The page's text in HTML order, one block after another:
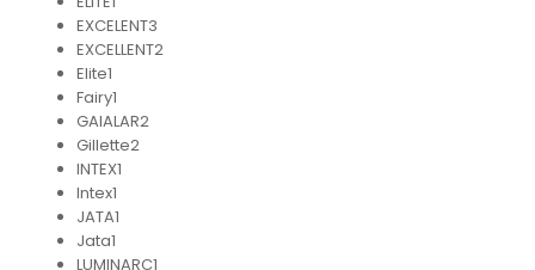
EXCELENT3
EXCELLENT2
Elite1
Fairy1
GAIALAR2
Gillette2
INTEX1
Intex1
JATA1
Jata1
LUMINARC1